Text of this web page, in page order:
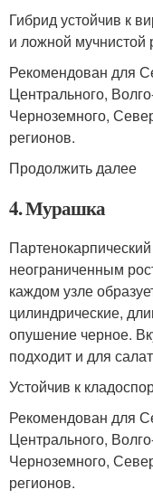
Гибрид устойчив к
и ложной мучнистой
Рекомендован для
Центрального,
Черноземного,
регионов.
Продолжить далее
4. Мурашка
неограниченным
каждом узле
цилиндрические,
опушение черное.
подходит и для
Устойчив к
Рекомендован для
Центрального,
Черноземного,
регионов.